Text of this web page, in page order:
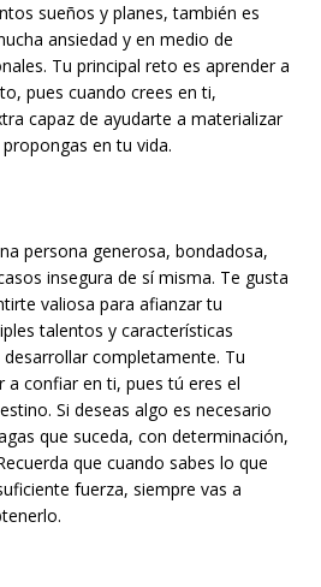
sueños y planes, también es
ansiedad y en medio de
Tu principal reto es aprender a
pues cuando crees en ti,
capaz de ayudarte a materializar
en tu vida.
persona generosa, bondadosa,
insegura de sí misma. Te gusta
valiosa para afianzar tu
talentos y características
completamente. Tu
a confiar en ti, pues tú eres el
Si deseas algo es necesario
que suceda, con determinación,
que cuando sabes lo que
fuerza, siempre vas a